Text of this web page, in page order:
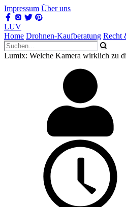
Impressum Über uns
LUV
Home Drohnen-Kaufberatung Recht
Lumix: Welche Kamera wirklich zu